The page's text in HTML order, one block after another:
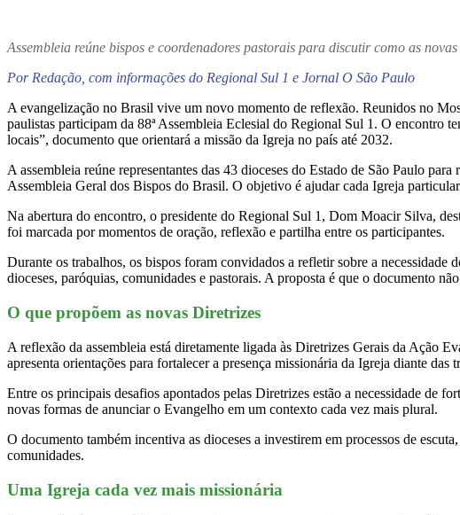
Assembleia reúne bispos e coordenadores pastorais para discutir como as
Por Redação, com informações do Regional Sul 1 e Jornal O São Paulo
A evangelização no Brasil vive um novo momento de reflexão. Reunidos no
paulistas participam da 88ª Assembleia Eclesial do Regional Sul 1. O encontro
locais”, documento que orientará a missão da Igreja no país até 2032.
A assembleia reúne representantes das 43 dioceses do Estado de São Paulo
Assembleia Geral dos Bispos do Brasil. O objetivo é ajudar cada Igreja
Na abertura do encontro, o presidente do Regional Sul 1, Dom Moacir Silva,
foi marcada por momentos de oração, reflexão e partilha entre os participantes.
Durante os trabalhos, os bispos foram convidados a refletir sobre a
dioceses, paróquias, comunidades e pastorais. A proposta é que o documento
O que propõem as novas Diretrizes
A reflexão da assembleia está diretamente ligada às Diretrizes Gerais da Ação
apresenta orientações para fortalecer a presença missionária da Igreja diante
Entre os principais desafios apontados pelas Diretrizes estão a necessidade de
novas formas de anunciar o Evangelho em um contexto cada vez mais plural.
O documento também incentiva as dioceses a investirem em processos de
comunidades.
Uma Igreja cada vez mais missionária